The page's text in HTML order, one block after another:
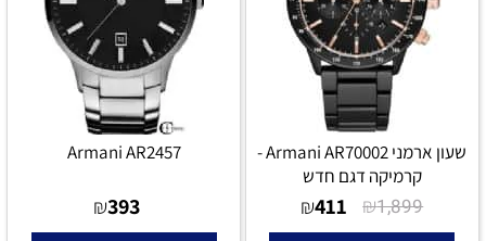
שעון ארמני Armani AR70002 -
קרמיקה דגם חדש
₪1,899
₪411
Armani AR2457
₪393